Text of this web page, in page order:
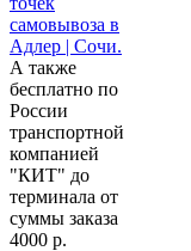
самовывоза в
Адлер | Сочи.
А также
бесплатно по
России
транспортной
компанией
"КИТ" до
терминала от
суммы заказа
4000 р.